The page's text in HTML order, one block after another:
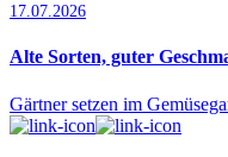
17.07.2026
Alte Sorten, guter
Gärtner setzen im